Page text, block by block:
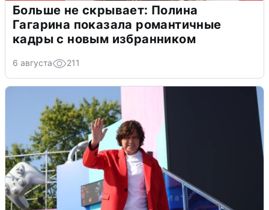
Больше не скрывает: Полина
Гагарина показала романтичные
кадры с новым избранником
6 августа 211